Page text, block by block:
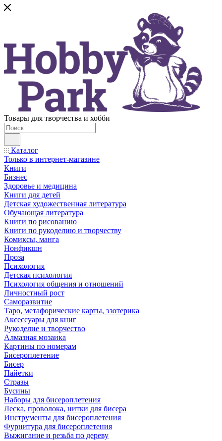
Товары для творчества и хобби
Каталог
Только в интернет-магазине
Книги
Бизнес
Здоровье и медицина
Книги для детей
Детская художественная литература
Обучающая литература
Книги по рисованию
Книги по рукоделию и творчеству
Комиксы, манга
Нонфикшн
Проза
Психология
Детская психология
Психология общения и отношений
Личностный рост
Саморазвитие
Таро, метафорические карты, эзотерика
Аксессуары для книг
Рукоделие и творчество
Алмазная мозаика
Картины по номерам
Бисероплетение
Бисер
Пайетки
Стразы
Бусины
Наборы для бисероплетения
Леска, проволока, нитки для бисера
Инструменты для бисероплетения
Фурнитура для бисероплетения
Выжигание и резьба по дереву